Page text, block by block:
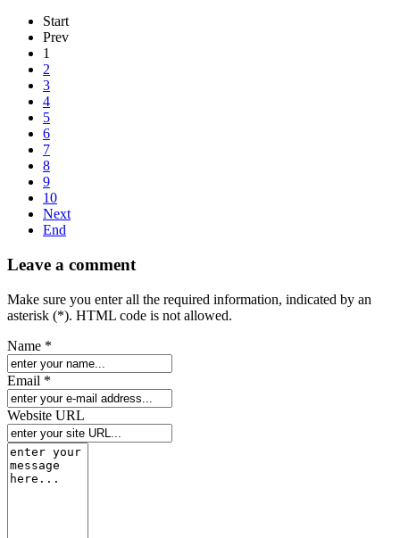
Start
Prev
1
2
3
4
5
6
7
8
9
10
Next
End
Leave a comment
Make sure you enter all the required information, indicated by an
asterisk (*). HTML code is not allowed.
Name *
Email *
Website URL